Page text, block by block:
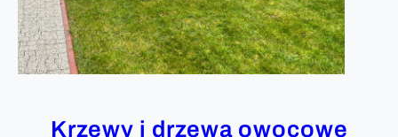
Krzewy i drzewa owocowe